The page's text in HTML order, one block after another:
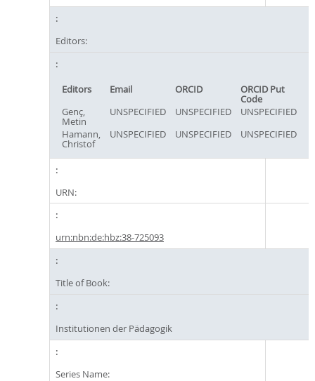
Editors:
Editors Email ORCID ORCID Put
Code
Genç,
Metin
UNSPECIFIED UNSPECIFIED
UNSPECIFIED
Hamann,
Christof
UNSPECIFIED UNSPECIFIED UNSPECIFIED
URN:
urn:nbn:de:hbz:38-725093
Title of Book:
Institutionen der Pädagogik
Series Name: